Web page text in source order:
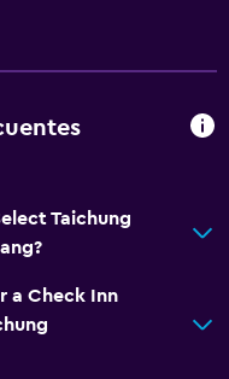
Taichung
a Check Inn